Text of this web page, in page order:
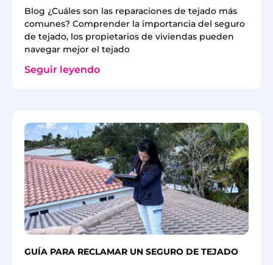
Blog ¿Cuáles son las reparaciones de tejado más
comunes? Comprender la importancia del seguro
de tejado, los propietarios de viviendas pueden
navegar mejor el tejado
Seguir leyendo
GUÍA PARA RECLAMAR UN SEGURO DE TEJADO